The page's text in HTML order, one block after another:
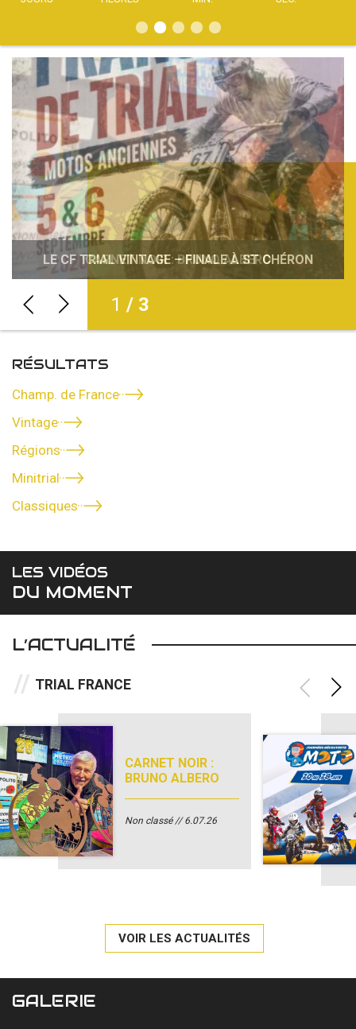
CARNET NOIR : BRUNO ALBERO
LE CF TRIAL VINTAGE – FINALE À ST CHÉRON
JOURNÉES DÉCOUVERTE DE LA MOTO : INITIEZ-
VOUS À LA PRATIQUE DE LA MOTO PARTOUT EN
FRANCE !
2 / 3
RÉSULTATS
Champ. de France
Vintage
Régions
Minitrial
Classiques
LES VIDÉOS
DU MOMENT
L’ACTUALITÉ
TRIAL FRANCE
CARNET NOIR :
BRUNO ALBERO
Non classé 6.07.26
VOIR LES ACTUALITÉS
GALERIE